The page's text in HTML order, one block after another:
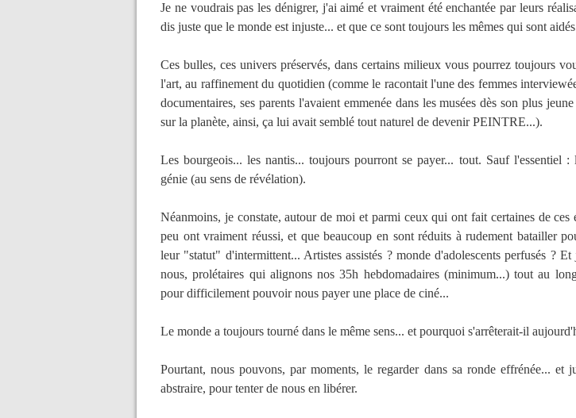
Je ne voudrais pas les dénigrer, j'ai aimé et vraiment été enchantée par leurs
dis juste que le monde est injuste... et que ce sont toujours les mêmes qui sont
Ces bulles, ces univers préservés, dans certains milieux vous pourrez toujours
l'art, au raffinement du quotidien (comme le racontait l'une des femmes
documentaires, ses parents l'avaient emmenée dans les musées dès son plus
sur la planète, ainsi, ça lui avait semblé tout naturel de devenir PEINTRE...).
Les bourgeois... les nantis... toujours pourront se payer... tout. Sauf l'essentiel
génie (au sens de révélation).
Néanmoins, je constate, autour de moi et parmi ceux qui ont fait certaines de ces
peu ont vraiment réussi, et que beaucoup en sont réduits à rudement batailler
leur "statut" d'intermittent... Artistes assistés ? monde d'adolescents perfusés ?
nous, prolétaires qui alignons nos 35h hebdomadaires (minimum...) tout au
pour difficilement pouvoir nous payer une place de ciné...
Le monde a toujours tourné dans le même sens... et pourquoi s'arrêterait-il
Pourtant, nous pouvons, par moments, le regarder dans sa ronde effrénée... et
abstraire, pour tenter de nous en libérer.